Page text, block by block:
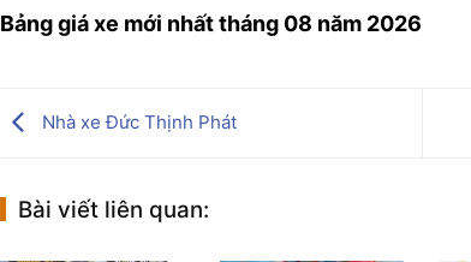
Bảng giá xe mới nhất tháng 08 năm 2026
Nhà xe Đức Thịnh Phát
Bài viết liên quan: